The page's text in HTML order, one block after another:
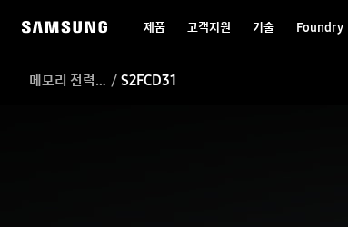
제품 고객지원 기술 Foundry
메모리 전력관리 IC S2FCD31